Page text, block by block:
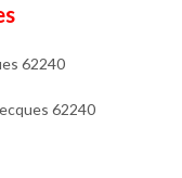
62240
62240